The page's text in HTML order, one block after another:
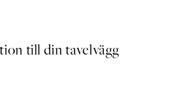
till din tavelvägg